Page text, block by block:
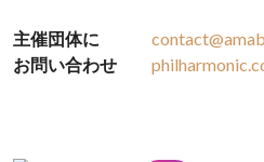
主催団体に
お問い合わせ